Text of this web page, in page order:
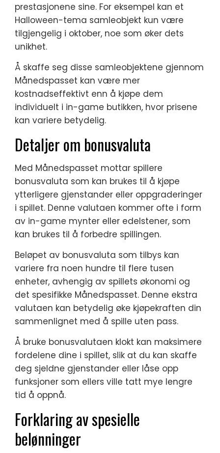
prestasjonene sine. For eksempel kan et
Halloween-tema samleobjekt kun være
tilgjengelig i oktober, noe som øker dets
unikhet.
Å skaffe seg disse samleobjektene gjennom
Månedspasset kan være mer
kostnadseffektivt enn å kjøpe dem
individuelt i in-game butikken, hvor prisene
kan variere betydelig.
Detaljer om bonusvaluta
Med Månedspasset mottar spillere
bonusvaluta som kan brukes til å kjøpe
ytterligere gjenstander eller oppgraderinger
i spillet. Denne valutaen kommer ofte i form
av in-game mynter eller edelstener, som
kan brukes til å forbedre spillingen.
Beløpet av bonusvaluta som tilbys kan
variere fra noen hundre til flere tusen
enheter, avhengig av spillets økonomi og
det spesifikke Månedspasset. Denne ekstra
valutaen kan betydelig øke kjøpekraften din
sammenlignet med å spille uten pass.
Å bruke bonusvalutaen klokt kan maksimere
fordelene dine i spillet, slik at du kan skaffe
deg sjeldne gjenstander eller låse opp
funksjoner som ellers ville tatt mye lengre
tid å oppnå.
Forklaring av spesielle
belønninger